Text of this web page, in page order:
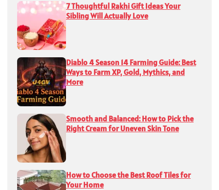
7 Thoughtful Rakhi Gift Ideas Your
Sibling Will Actually Love
Diablo 4 Season 14 Farming Guide: Best
Ways to Farm XP, Gold, Mythics, and
More
Smooth and Balanced: How to Pick the
Right Cream for Uneven Skin Tone
How to Choose the Best Roof Tiles for
Your Home